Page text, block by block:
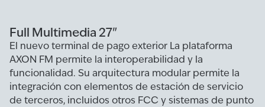
Full Multimedia 27"
El nuevo terminal de pago exterior La plataforma
AXON FM permite la interoperabilidad y la
funcionalidad. Su arquitectura modular permite la
integración con elementos de estación de servicio
de terceros, incluidos otros FCC y sistemas de punto